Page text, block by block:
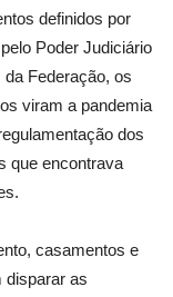
definidos por
Poder Judiciário
Federação, os
viram a pandemia
dos
que encontrava
casamentos e
disparar as